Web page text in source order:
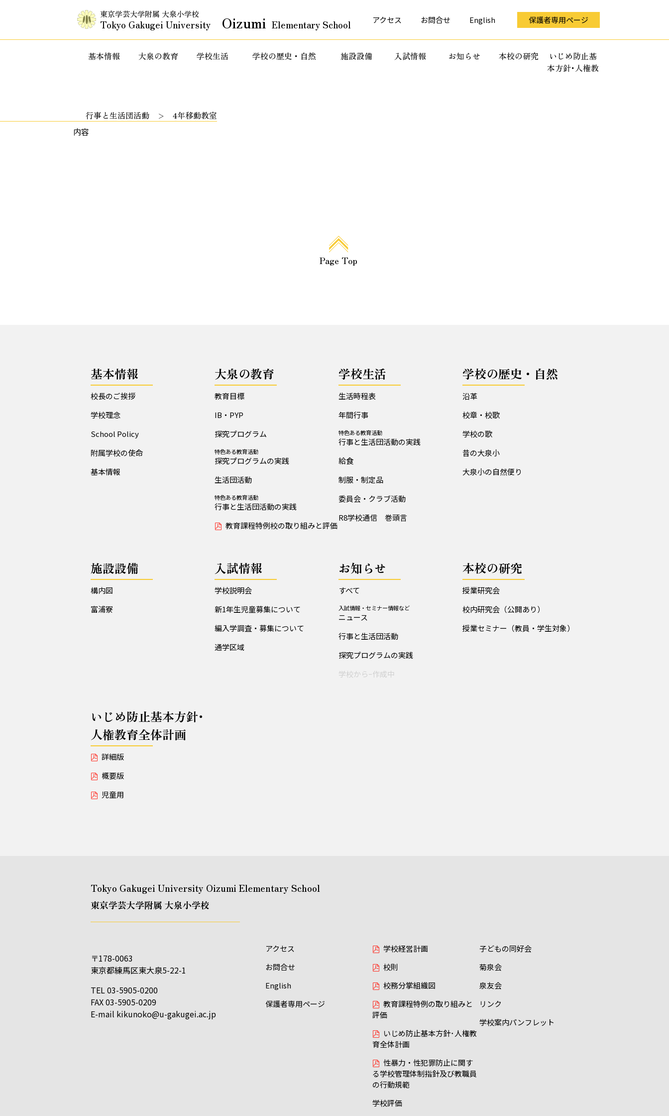
東京学芸大学附属 大泉小学校
Tokyo Gakugei University Oizumi Elementary School アクセス お問合せ English 保護者専用ページ
基本情報 大泉の教育 学校生活 学校の歴史・自然 施設設備 入試情報 お知らせ 本校の研究
いじめ防止基
本方針･人権教
行事と生活団活動
4年移動教室
内容
Page Top
基本情報
校長のご挨拶
学校理念
School Policy
附属学校の使命
基本情報
大泉の教育
教育目標
IB・PYP
探究プログラム
特色ある教育活動
探究プログラムの実践
生活団活動
特色ある教育活動
行事と生活団活動の実践
教育課程特例校の取り組みと評価
学校生活
生活時程表
年間行事
特色ある教育活動
行事と生活団活動の実践
給食
制服・制定品
委員会・クラブ活動
R8学校通信 巻頭言
学校の歴史・自然
沿革
校章・校歌
学校の歌
昔の大泉小
大泉小の自然便り
施設設備
構内図
富浦寮
入試情報
学校説明会
新1年生児童募集について
編入学調査・募集について
通学区域
お知らせ
すべて
入試情報・セミナー情報など
ニュース
行事と生活団活動
探究プログラムの実践
学校からｰ作成中
本校の研究
授業研究会
校内研究会（公開あり）
授業セミナー（教員・学生対象）
いじめ防止基本方針･
人権教育全体計画
詳細版
概要版
児童用
Tokyo Gakugei University Oizumi Elementary School
東京学芸大学附属 大泉小学校
〒178-0063
東京都練馬区東大泉5-22-1
TEL 03-5905-0200
FAX 03-5905-0209
E-mail kikunoko@u-gakugei.ac.jp
アクセス
お問合せ
English
保護者専用ページ
学校経営計画
校則
校務分掌組織図
教育課程特例の取り組みと
評価
いじめ防止基本方針･人権教
育全体計画
性暴力・性犯罪防止に関す
る学校管理体制指針及び教職員
の行動規範
学校評価
子どもの同好会
菊泉会
泉友会
リンク
学校案内パンフレット